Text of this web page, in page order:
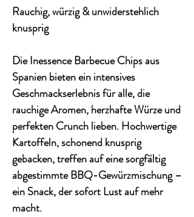
Rauchig, würzig & unwiderstehlich
knusprig
Die Inessence Barbecue Chips aus
Spanien bieten ein intensives
Geschmackserlebnis für alle, die
rauchige Aromen, herzhafte Würze und
perfekten Crunchlieben. Hochwertige
Kartoffeln, schonend knusprig
gebacken, treffen auf eine sorgfältig
abgestimmte BBQ-Gewürzmischung –
ein Snack, der sofort Lust auf mehr
macht.